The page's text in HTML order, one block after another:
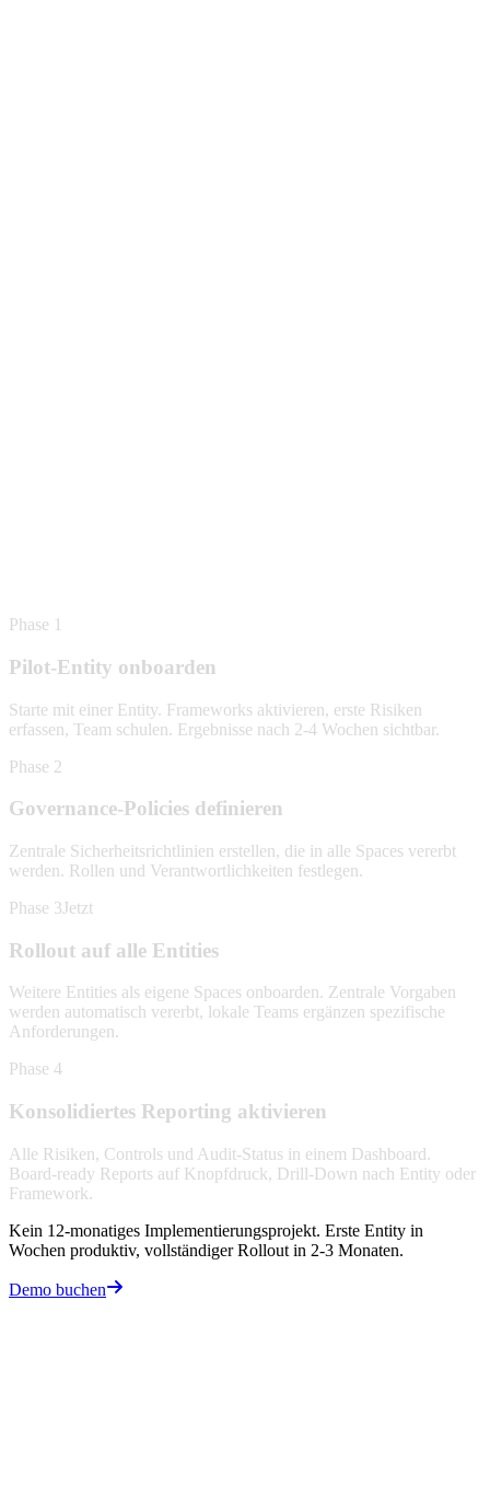
Phase 1
Pilot-Entity onboarden
Starte mit einer Entity. Frameworks aktivieren, erste Risiken
erfassen, Team schulen. Ergebnisse nach 2-4 Wochen sichtbar.
Phase 2
Governance-Policies definieren
Zentrale Sicherheitsrichtlinien erstellen, die in alle Spaces vererbt
werden. Rollen und Verantwortlichkeiten festlegen.
Phase 3Jetzt
Rollout auf alle Entities
Weitere Entities als eigene Spaces onboarden. Zentrale Vorgaben
werden automatisch vererbt, lokale Teams ergänzen spezifische
Anforderungen.
Phase 4
Konsolidiertes Reporting aktivieren
Alle Risiken, Controls und Audit-Status in einem Dashboard.
Board-ready Reports auf Knopfdruck, Drill-Down nach Entity oder
Framework.
Kein 12-monatiges Implementierungsprojekt. Erste Entity in
Wochen produktiv, vollständiger Rollout in 2-3 Monaten.
Demo buchen